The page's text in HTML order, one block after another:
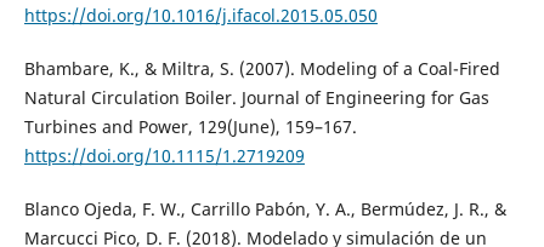
https://doi.org/10.1016/j.ifacol.2015.05.050
Bhambare, K., & Miltra, S. (2007). Modeling of a Coal-Fired
Natural Circulation Boiler. Journal of Engineering for Gas
Turbines and Power, 129(June), 159–167.
https://doi.org/10.1115/1.2719209
Blanco Ojeda, F. W., Carrillo Pabón, Y. A., Bermúdez, J. R., &
Marcucci Pico, D. F. (2018). Modelado y simulación de un